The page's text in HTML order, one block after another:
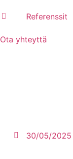
Referenssit
Ota yhteyttä
30/05/2025